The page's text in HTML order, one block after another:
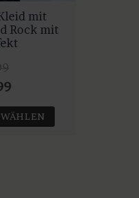
mit
Rock mit
Aktueller
Preis
ist: